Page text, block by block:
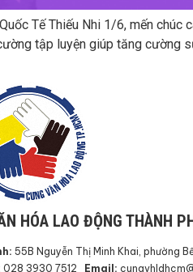
Tế Thiếu Nhi 1/6, mến
tập luyện giúp tăng cường
HÓA LAO ĐỘNG THÀNH
55B Nguyễn Thị Minh Khai, phường
: 028 3930 7512 Email: